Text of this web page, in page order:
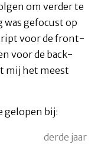
om verder te
gefocust op
voor de front-
voor de back-
mij het meest
gelopen bij:
derde jaar